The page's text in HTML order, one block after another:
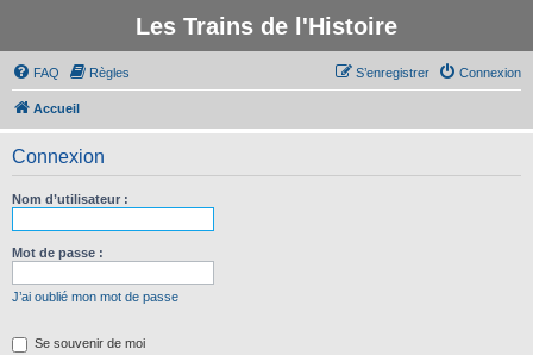
Les Trains de l'Histoire
FAQ Règles Connexion
S’enregistrer
Accueil
Connexion
Nom d’utilisateur :
Mot de passe :
J’ai oublié mon mot de passe
Se souvenir de moi